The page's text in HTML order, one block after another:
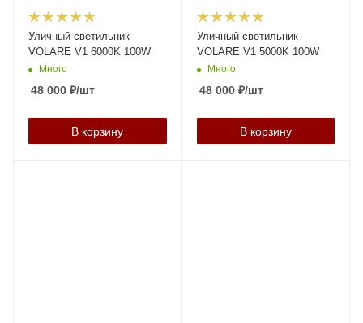
Уличный светильник
VOLARE V1 6000K 100W
Много
48 000 ₽/шт
В корзину
Уличный светильник
VOLARE V1 5000K 100W
Много
48 000₽/шт
В корзину